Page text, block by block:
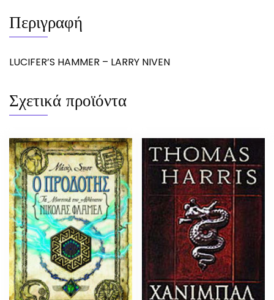
Περιγραφή
LUCIFER’S HAMMER – LARRY NIVEN
Σχετικά προϊόντα